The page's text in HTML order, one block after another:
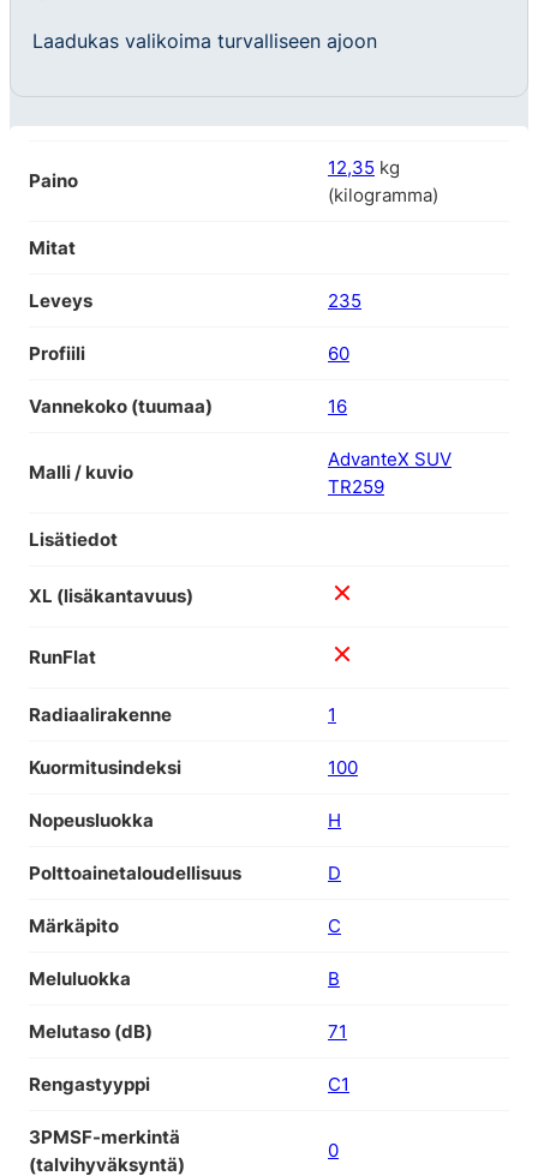
Laadukas valikoima turvalliseen ajoon
Paino
12,35 kg
(kilogramma)
Mitat
Leveys 235
Profiili 60
Vannekoko (tuumaa) 16
Malli / kuvio
AdvanteX SUV
TR259
Lisätiedot
XL (lisäkantavuus)
RunFlat
Radiaalirakenne 1
Kuormitusindeksi 100
Nopeusluokka H
Polttoainetaloudellisuus D
Märkäpito C
Meluluokka B
Melutaso (dB) 71
Rengastyyppi C1
3PMSF-merkintä
(talvihyväksyntä)
0